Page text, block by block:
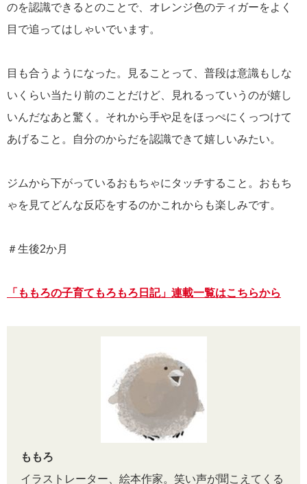
のを認識できるとのことで、オレンジ色のティガーをよく
目で追ってはしゃいでいます。
目も合うようになった。見ることって、普段は意識もしな
いくらい当たり前のことだけど、見れるっていうのが嬉し
いんだなあと驚く。それから手や足をほっぺにくっつけて
あげること。自分のからだを認識できて嬉しいみたい。
ジムから下がっているおもちゃにタッチすること。おもち
ゃを見てどんな反応をするのかこれからも楽しみです。
＃生後2か月
「ももろの子育てもろもろ日記」連載一覧はこちらから
ももろ
イラストレーター、絵本作家。笑い声が聞こえてくる